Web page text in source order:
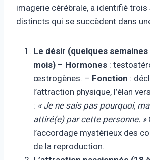
imagerie cérébrale, a identifié
distincts qui se succèdent dans
Le désir (quelques
mois) – Hormones :
œstrogènes. – Fonction :
l’attraction physique, l’élan
: « Je ne sais pas pourquoi,
attiré(e) par cette personne. »
l’accordage mystérieux des
de la reproduction.